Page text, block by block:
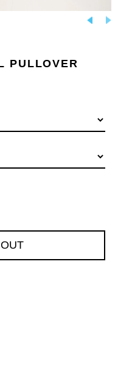
PULLOVER